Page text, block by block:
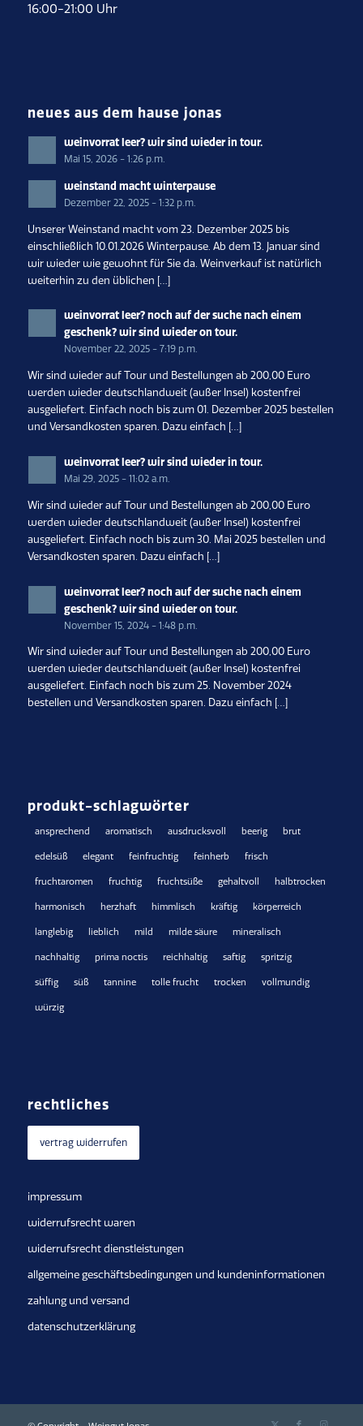
16:00-21:00 Uhr
neues aus dem hause jonas
weinvorrat leer? wir sind wieder in tour.
Mai 15, 2026 - 1:26 p.m.
weinstand macht winterpause
Dezember 22, 2025 - 1:32 p.m.
Unserer Weinstand macht vom 23. Dezember 2025 bis
einschließlich 10.01.2026 Winterpause. Ab dem 13. Januar sind
wir wieder wie gewohnt für Sie da. Weinverkauf ist natürlich
weiterhin zu den üblichen […]
weinvorrat leer? noch auf der suche nach einem
geschenk? wir sind wieder on tour.
November 22, 2025 - 7:19 p.m.
Wir sind wieder auf Tour und Bestellungen ab 200,00 Euro
werden wieder deutschlandweit (außer Insel) kostenfrei
ausgeliefert. Einfach noch bis zum 01. Dezember 2025 bestellen
und Versandkosten sparen. Dazu einfach […]
weinvorrat leer? wir sind wieder in tour.
Mai 29, 2025 - 11:02 a.m.
Wir sind wieder auf Tour und Bestellungen ab 200,00 Euro
werden wieder deutschlandweit (außer Insel) kostenfrei
ausgeliefert. Einfach noch bis zum 30. Mai 2025 bestellen und
Versandkosten sparen. Dazu einfach […]
weinvorrat leer? noch auf der suche nach einem
geschenk? wir sind wieder on tour.
November 15, 2024 - 1:48 p.m.
Wir sind wieder auf Tour und Bestellungen ab 200,00 Euro
werden wieder deutschlandweit (außer Insel) kostenfrei
ausgeliefert. Einfach noch bis zum 25. November 2024
bestellen und Versandkosten sparen. Dazu einfach […]
produkt-schlagwörter
ansprechend aromatisch ausdrucksvoll beerig brut
edelsüß elegant feinfruchtig feinherb frisch
fruchtaromen fruchtig fruchtsüße gehaltvoll halbtrocken
harmonisch herzhaft himmlisch kräftig körperreich
langlebig lieblich mild milde säure mineralisch
nachhaltig prima noctis reichhaltig saftig spritzig
süffig süß tannine tolle frucht trocken vollmundig
würzig
rechtliches
vertrag widerrufen
impressum
widerrufsrecht waren
widerrufsrecht dienstleistungen
allgemeine geschäftsbedingungen und kundeninformationen
zahlung und versand
datenschutzerklärung